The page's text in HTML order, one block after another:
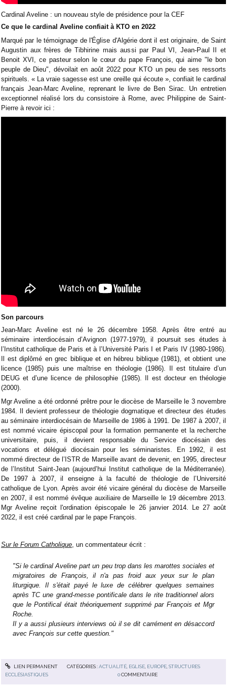
Cardinal Aveline : un nouveau style de présidence pour la CEF
Ce que le cardinal Aveline confiait à KTO en 2022
Marqué par le témoignage de l'Église d'Algérie dont il est originaire, de Saint
Augustin aux frères de Tibhirine mais aussi par Paul VI, Jean-Paul II et
Benoit XVI, ce pasteur selon le cœur du pape François, qui aime "le bon
peuple de Dieu", dévoilait en août 2022 pour KTO un peu de ses ressorts
spirituels. « La vraie sagesse est une oreille qui écoute », confiait le cardinal
français Jean-Marc Aveline, reprenant le livre de Ben Sirac. Un entretien
exceptionnel réalisé lors du consistoire à Rome, avec Philippine de Saint-
Pierre à revoir ici :
Son parcours
Jean-Marc Aveline est né le 26 décembre 1958. Après être entré au
séminaire interdiocésain d’Avignon (1977-1979), il poursuit ses études à
l’Institut catholique de Paris et à l’Université Paris I et Paris IV (1980-1986).
Il est diplômé en grec biblique et en hébreu biblique (1981), et obtient une
licence (1985) puis une maîtrise en théologie (1986). Il est titulaire d’un
DEUG et d’une licence de philosophie (1985). Il est docteur en théologie
(2000).
Mgr Aveline a été ordonné prêtre pour le diocèse de Marseille le 3 novembre
1984. Il devient professeur de théologie dogmatique et directeur des études
au séminaire interdiocésain de Marseille de 1986 à 1991. De 1987 à 2007, il
est nommé vicaire épiscopal pour la formation permanente et la recherche
universitaire, puis, il devient responsable du Service diocésain des
vocations et délégué diocésain pour les séminaristes. En 1992, il est
nommé directeur de l’ISTR de Marseille avant de devenir, en 1995, directeur
de l’Institut Saint-Jean (aujourd’hui Institut catholique de la Méditerranée).
De 1997 à 2007, il enseigne à la faculté de théologie de l’Université
catholique de Lyon. Après avoir été vicaire général du diocèse de Marseille
en 2007, il est nommé évêque auxiliaire de Marseille le 19 décembre 2013.
Mgr Aveline reçoit l'ordination épiscopale le 26 janvier 2014. Le 27 août
2022, il est créé cardinal par le pape François.
Sur le Forum Catholique , un commentateur écrit :
"Si le cardinal Aveline part un peu trop dans les marottes sociales et
migratoires de François, il n'a pas froid aux yeux sur le plan
liturgique. Il s'était payé le luxe de célébrer quelques semaines
après TC une grand-messe pontificale dans le rite traditionnel alors
que le Pontifical était théoriquement supprimé par François et Mgr
Roche.
Il y a aussi plusieurs interviews où il se dit carrément en désaccord
avec François sur cette question."
LIEN PERMANENT CATÉGORIES :ACTUALITÉ, EGLISE, EUROPE, STRUCTURES
ECCLÉSIASTIQUES
0 COMMENTAIRE